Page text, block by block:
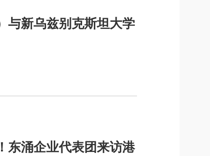
与新乌兹别克斯坦大学
东涌企业代表团来访港